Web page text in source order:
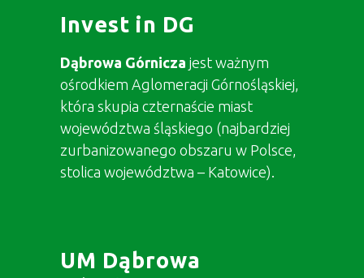
Invest in DG
Dąbrowa Górnicza jest ważnym
ośrodkiem Aglomeracji Górnośląskiej,
która skupia czternaście miast
województwa śląskiego (najbardziej
zurbanizowanego obszaru w Polsce,
stolica województwa – Katowice).
UM Dąbrowa